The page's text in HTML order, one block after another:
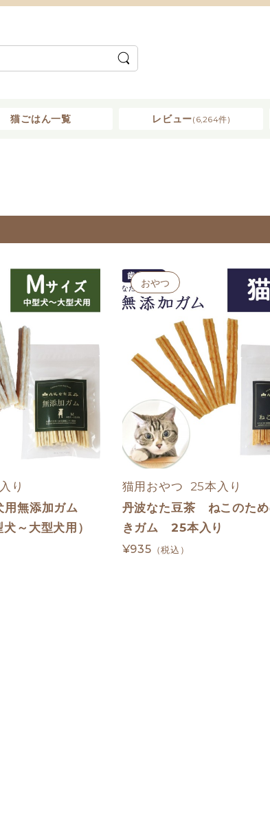
猫ごはん一覧 レビュー(6,264件)
り
無添加ガム
～大型犬用）
おやつ
猫用おやつ  25本入り
丹波なた豆茶 ねこのた
きガム 25本入り
¥935 （税込）